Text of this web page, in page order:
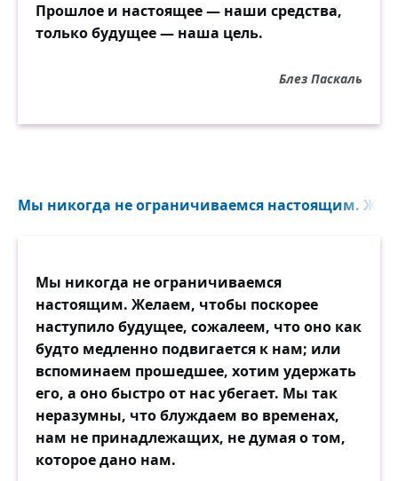
Прошлое и настоящее — наши средства,
только будущее — наша цель.
Блез Паскаль
Мы никогда не ограничиваемся настоящим.
Мы никогда не ограничиваемся
настоящим. Желаем, чтобы поскорее
наступило будущее, сожалеем, что оно как
будто медленно подвигается к нам; или
вспоминаем прошедшее, хотим удержать
его, а оно быстро от нас убегает. Мы так
неразумны, что блуждаем во временах,
нам не принадлежащих, не думая о том,
которое дано нам.